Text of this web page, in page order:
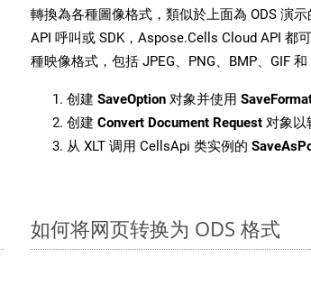
轉換為各種圖像格式，類似於上面為 ODS 演
API 呼叫或 SDK，Aspose.Cells Cloud API 都
種映像格式，包括 JPEG、PNG、BMP、GIF 和
创建 SaveOption 对象并使用
创建 Convert Document Request 对象以
从 XLT 调用 CellsApi 类实例的
如何将网页转换为 ODS 格式